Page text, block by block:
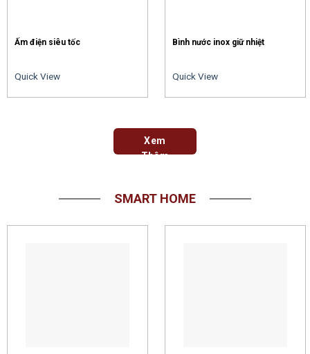
Ấm điện siêu tốc
Quick View
Bình nước inox giữ nhiệt
Quick View
Xem
Thêm
SMART HOME